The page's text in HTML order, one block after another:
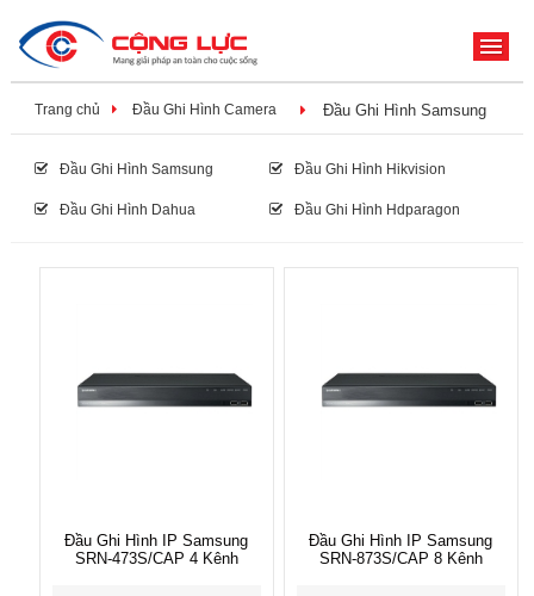
Trang chủ Đầu Ghi Hình Camera Đầu Ghi Hình Samsung
Đầu Ghi Hình Samsung Đầu Ghi Hình Hikvision
Đầu Ghi Hình Dahua Đầu Ghi Hình Hdparagon
Đầu Ghi Hình IP Samsung
SRN-473S/CAP 4 Kênh
Đầu Ghi Hình IP Samsung
SRN-873S/CAP 8 Kênh